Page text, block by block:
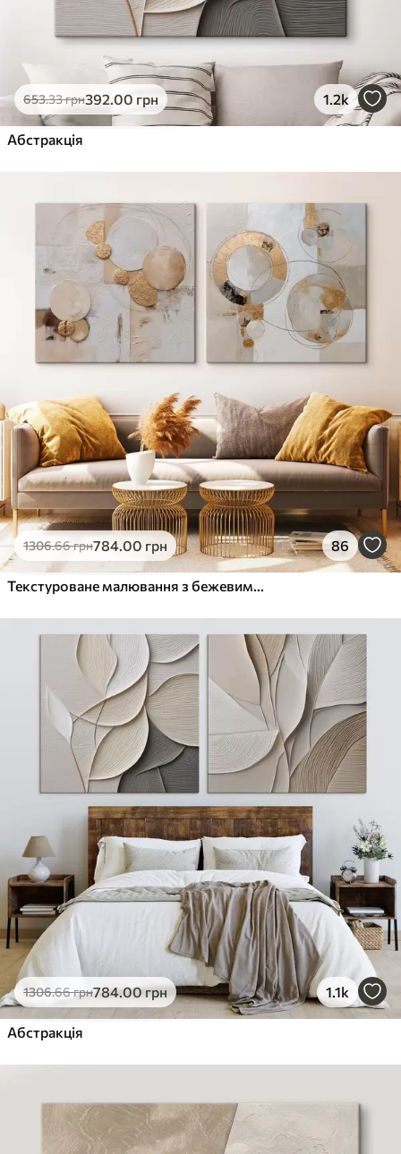
Поверхня з текстурою полотна
Екологічний матеріал
Еко-Преміум
1230 .00 грн
✓Яскраві, насичені кольори
✓Поверхня з текстурою полотна
Екологічний матеріал
653.33грн392.00 грн 1.2k
Абстракція
1306.66грн784.00 грн 86
Текстуроване малювання з бежевими та білими формами
1306.66грн784.00грн 1.1k
Абстракція